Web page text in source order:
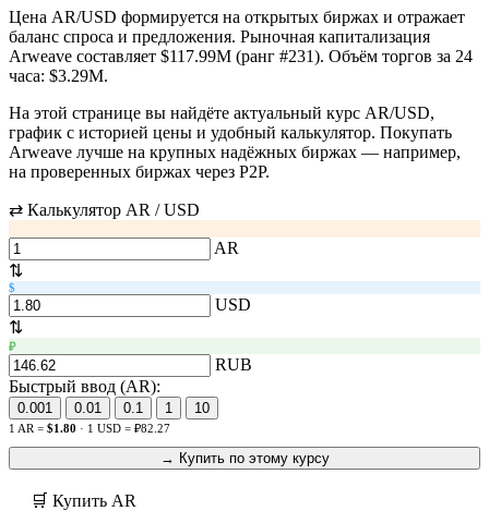
Цена AR/USD формируется на открытых биржах и отражает
баланс спроса и предложения. Рыночная капитализация
Arweave составляет $117.99M (ранг #231). Объём торгов за 24
часа: $3.29M.
На этой странице вы найдёте актуальный курс AR/USD,
график с историей цены и удобный калькулятор. Покупать
Arweave лучше на крупных надёжных биржах — например,
на проверенных биржах через P2P.
⇄ Калькулятор AR / USD
AR
⇅
$
USD
⇅
₽
RUB
Быстрый ввод (AR):
0.001 0.01 0.1 1 10
1 AR = $1.80 · 1 USD = ₽82.27
→ Купить по этому курсу
🛒 Купить AR